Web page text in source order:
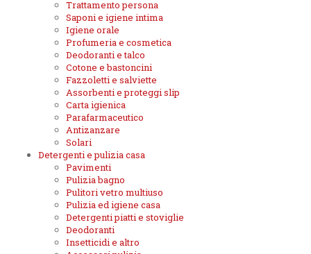
Trattamento persona
Saponi e igiene intima
Igiene orale
Profumeria e cosmetica
Deodoranti e talco
Cotone e bastoncini
Fazzoletti e salviette
Assorbenti e proteggi slip
Carta igienica
Parafarmaceutico
Antizanzare
Solari
Detergenti e pulizia casa
Pavimenti
Pulizia bagno
Pulitori vetro multiuso
Pulizia ed igiene casa
Detergenti piatti e stoviglie
Deodoranti
Insetticidi e altro